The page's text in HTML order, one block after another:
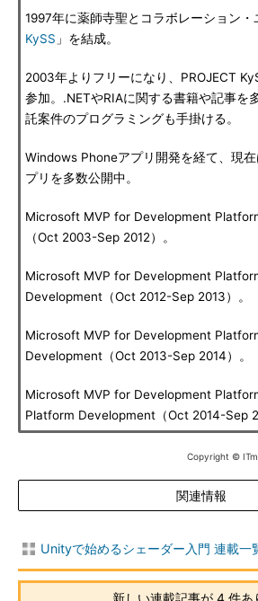
1997年に薬師寺聖とコラボレーション・
KySS 」を結成。
2003年よりフリーになり、PROJECT
参加。.NETやRIAに関する書籍や記事を
託案件のプログラミングも手掛ける。
Windows Phoneアプリ開発を経て、現
プリを多数公開中。
Microsoft MVP for Development
（Oct 2003-Sep 2012）。
Microsoft MVP for Development
Development（Oct 2012-Sep 2013）。
Microsoft MVP for Development
Development（Oct 2013-Sep 2014）。
Microsoft MVP for Development
Platform Development（Oct 2014-Sep
Copyright ©
関連情報
Unityで始めるシェーダー入門 連載一
新しい連載記事が 4 件あ